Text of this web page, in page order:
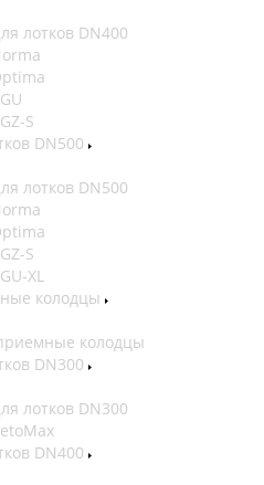
лотков DN400
S
DN500
лотков DN500
S
XL
колодцы
колодцы
DN300
лотков DN300
DN400